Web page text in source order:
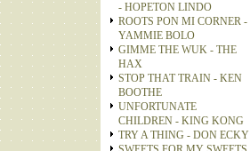
- HOPETON LINDO
ROOTS PON MI CORNER -
YAMMIE BOLO
GIMME THE WUK - THE
HAX
STOP THAT TRAIN - KEN
BOOTHE
UNFORTUNATE
CHILDREN - KING KONG
TRY A THING - DON ECKY